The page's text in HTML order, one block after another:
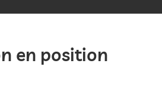
en position